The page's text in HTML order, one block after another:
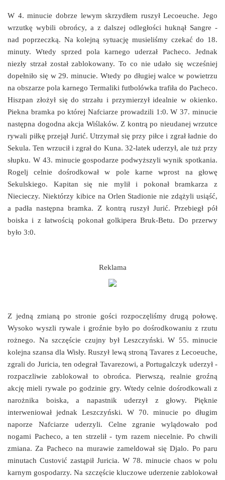
W 4. minucie dobrze lewym skrzydłem ruszył Lecoeuche. Jego
wrzutkę wybili obrońcy, a z dalszej odległości huknął Sangre -
nad poprzeczką. Na kolejną sytuację musieliśmy czekać do 18.
minuty. Wtedy sprzed pola karnego uderzał Pacheco. Jednak
niezły strzał został zablokowany. To co nie udało się wcześniej
dopełniło się w 29. minucie. Wtedy po długiej walce w powietrzu
na obszarze pola karnego Termaliki futbolówka trafiła do Pacheco.
Hiszpan złożył się do strzału i przymierzył idealnie w okienko.
Piekna bramka po której Nafciarze prowadzili 1:0. W 37. minucie
następna dogodna akcja Wiślaków. Z kontrą po nieudanej wrzutce
rywali piłkę przejął Jurić. Utrzymał się przy piłce i zgrał ładnie do
Sekula. Ten wrzucił i zgrał do Kuna. 32-latek uderzył, ale tuż przy
słupku. W 43. minucie gospodarze podwyższyli wynik spotkania.
Rogelj celnie dośrodkował w pole karne wprost na głowę
Sekulskiego. Kapitan się nie mylił i pokonał bramkarza z
Niecieczy. Niektórzy kibice na Orlen Stadionie nie zdążyli usiąść,
a padła następna bramka. Z kontrą ruszył Jurić. Przebiegł pół
boiska i z łatwością pokonał golkipera Bruk-Betu. Do przerwy
było 3:0.
Reklama
Z jedną zmianą po stronie gości rozpoczęliśmy drugą połowę.
Wysoko wyszli rywale i groźnie było po dośrodkowaniu z rzutu
rożnego. Na szczęście czujny był Leszczyński. W 55. minucie
kolejna szansa dla Wisły. Ruszył lewą stroną Tavares z Lecoeuche,
zgrali do Juricia, ten odegrał Tavarezowi, a Portugalczyk uderzył -
rozpaczliwie zablokował to obrońca. Pierwszą, realnie groźną
akcję mieli rywale po godzinie gry. Wtedy celnie dośrodkowali z
narożnika boiska, a napastnik uderzył z głowy. Pięknie
interweniował jednak Leszczyński. W 70. minucie po długim
naporze Nafciarze uderzyli. Celne zgranie wylądowało pod
nogami Pacheco, a ten strzelił - tym razem niecelnie. Po chwili
zmiana. Za Pacheco na murawie zameldował się Djalo. Po paru
minutach Custović zastąpił Juricia. W 78. minucie chaos w polu
karnym gospodarzy. Na szczęście kluczowe uderzenie zablokował